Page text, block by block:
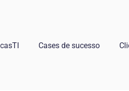
Cases de sucesso